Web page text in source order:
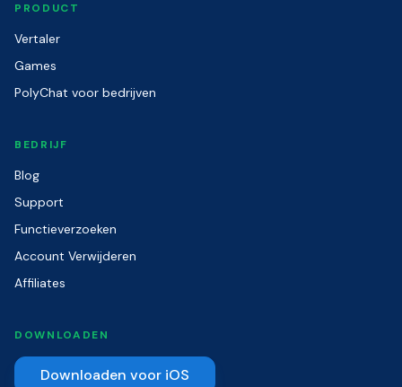
PRODUCT
Vertaler
Games
PolyChat voor bedrijven
BEDRIJF
Blog
Support
Functieverzoeken
Account Verwijderen
Affiliates
DOWNLOADEN
Downloaden voor iOS